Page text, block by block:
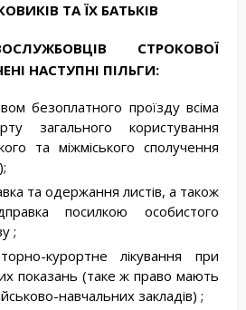
ТА ЇХ БАТЬКІВ
СТРОКОВОЇ
НАСТУПНІ ПІЛЬГИ:
безоплатного проїзду всіма
загального користування
та міжміського сполучення
та одержання листів, а також
посилкою особистого
;
курортне лікування при
показань (таке ж право мають
навчальних закладів) ;